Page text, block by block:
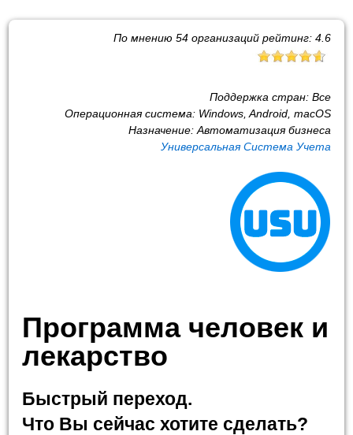
По мнению 54организаций рейтинг: 4.6
Поддержка стран: Все
Операционная система: Windows, Android, macOS
Назначение: Автоматизация бизнеса
Универсальная Система Учета
Программа человек и
лекарство
Быстрый переход.
Что Вы сейчас хотите сделать?